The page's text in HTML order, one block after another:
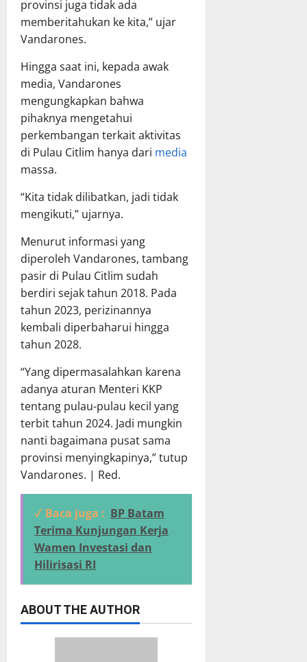
provinsi juga tidak ada
memberitahukan ke kita,” ujar
Vandarones.
Hingga saat ini, kepada awak
media, Vandarones
mengungkapkan bahwa
pihaknya mengetahui
perkembangan terkait aktivitas
di Pulau Citlim hanya dari media
massa.
“Kita tidak dilibatkan, jadi tidak
mengikuti,” ujarnya.
Menurut informasi yang
diperoleh Vandarones, tambang
pasir di Pulau Citlim sudah
berdiri sejak tahun 2018. Pada
tahun 2023, perizinannya
kembali diperbaharui hingga
tahun 2028.
“Yang dipermasalahkan karena
adanya aturan Menteri KKP
tentang pulau-pulau kecil yang
terbit tahun 2024. Jadi mungkin
nanti bagaimana pusat sama
provinsi menyingkapinya,” tutup
Vandarones. | Red.
✓ Baca juga : BP Batam
Terima Kunjungan Kerja
Wamen Investasi dan
Hilirisasi RI
ABOUT THE AUTHOR